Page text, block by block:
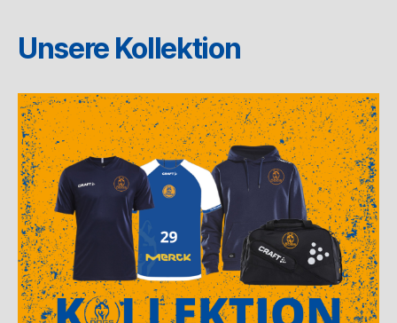
Unsere Kollektion